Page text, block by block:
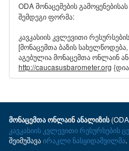
ODA მონაცემების
შემდეგი ფორმა:
კავკასიის კვლევითი
[მონაცემთა ბაზის
აგებულია მონაცემთა ონლაინ
http://caucasusbarometer.org
მონაცემთა ონლაინ ანალიზის
კავკასიის კვლევითი რესურსების
შეიმუშავაირაკლი ნასყიდაშვილმა.